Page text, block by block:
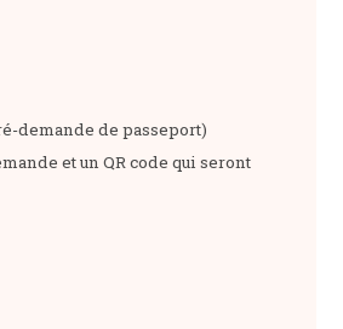
demande de passeport)
et un QR code qui seront